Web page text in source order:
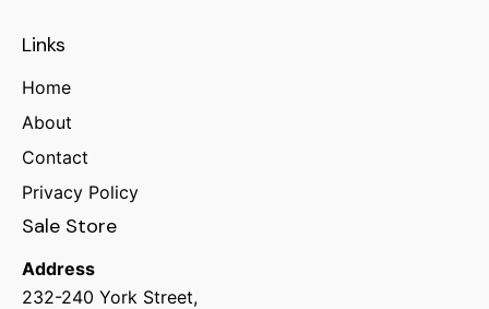
Links
Home
About
Contact
Privacy Policy
Sale Store
Address
232-240 York Street,